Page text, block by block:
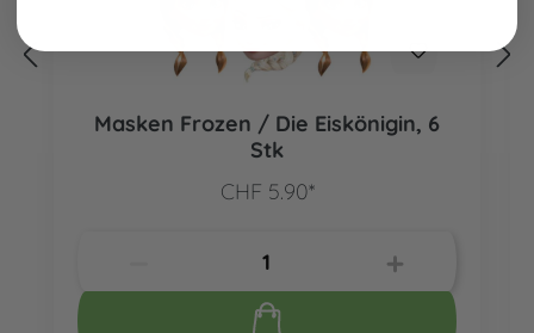
Masken Frozen / Die Eiskönigin, 6
Stk
CHF 5.90*